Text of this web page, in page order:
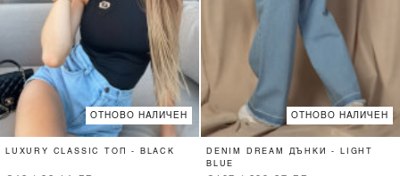
ОТНОВО НАЛИЧЕН
LUXURY CLASSIC ТОП - BLACK
ОТНОВО НАЛИЧЕН
DENIM DREAM ДЪНКИ - LIGHT
BLUE